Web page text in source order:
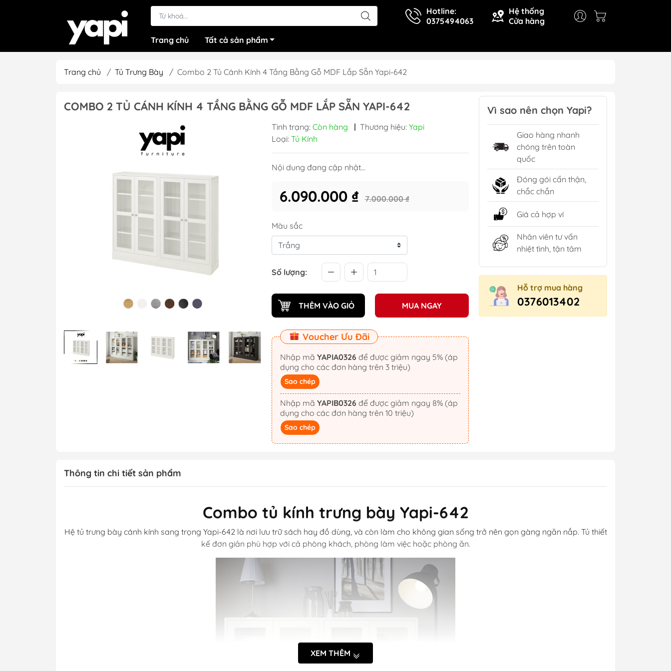
Hotline:
0375494063
Hệ thống
Cửa hàng
Trang chủ
Tất cả sản phẩm
Trang chủ / Tủ Trưng Bày / Combo 2 Tủ Cánh Kính 4 Tầng Bằng Gỗ MDF Lắp Sẵn Yapi-642
COMBO 2 TỦ CÁNH KÍNH 4 TẦNG BẰNG GỖ MDF LẮP SẴN YAPI-642
Tình trạng: Còn hàng | Thương hiệu: Yapi
Loại: Tủ Kính
Nội dung đang cập nhật...
6.090.000 ₫ 7.000.000 ₫
Màu sắc
Số lượng:
THÊM VÀO GIỎ MUA NGAY
Voucher Ưu Đãi
Nhập mã YAPIA0326
dụng cho các đơn hàng trên 3 triệu)
Sao chép
Nhập mã YAPIB0326
dụng cho các đơn hàng trên 10 triệu)
Sao chép
Vì sao nên chọn Yapi?
Giao hàng nhanh
chóng trên toàn
quốc
Đóng gói cẩn thận,
chắc chắn
Giá cả hợp ví
Nhân viên tư vấn
nhiệt tình, tận tâm
Hỗ trợ mua hàng
0376013402
Thông tin chi tiết sản phẩm
Combo tủ kính trưng bày Yapi-642
Hệ tủ trưng bày cánh kính sang trọng Yapi-642 là nơi lưu trữ sách hay đồ dùng, và còn làm cho không gian sống trở nên gọn gàng ngăn nắp. Tủ thiết
kế đơn giản phù hợp với cả phòng khách, phòng làm việc hoặc phòng ăn.
XEM THÊM